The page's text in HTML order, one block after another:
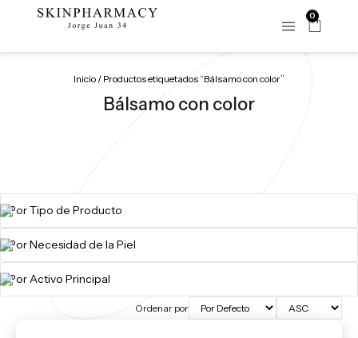
0
Inicio / Productos etiquetados “Bálsamo con color”
Bálsamo con color
Ordenar por